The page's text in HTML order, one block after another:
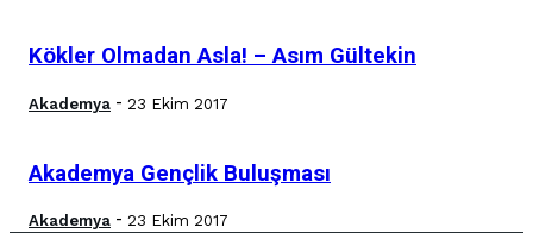
Kökler Olmadan Asla! – Asım Gültekin
Akademya - 23 Ekim 2017
Akademya Gençlik Buluşması
Akademya - 23 Ekim 2017